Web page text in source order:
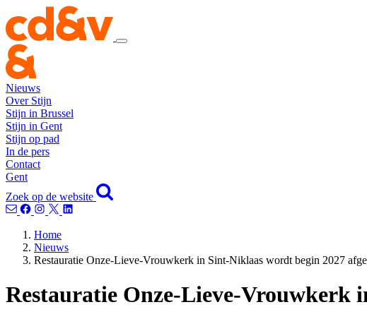
Nieuws
Over Stijn
Stijn in Brussel
Stijn in Gent
Stijn op pad
In de pers
Contact
Gent
Zoek op de website
Home
Nieuws
Restauratie Onze-Lieve-Vrouwkerk in Sint-Niklaas wordt begin 2027
Restauratie Onze-Lieve-Vrouwkerk